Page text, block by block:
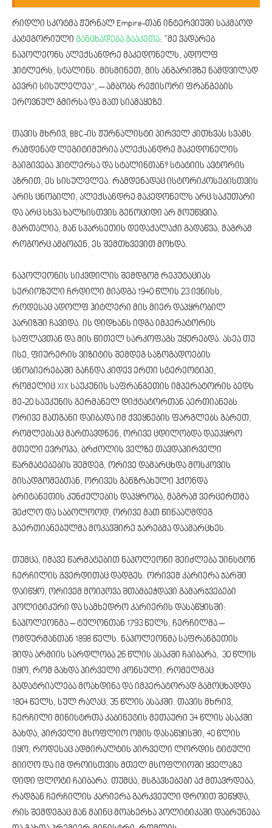
რიდლი სკოტმა ჟურნალ Empire-თან ინტერვიუში საკმაოდ
კატეგორიული განცხადება გააკეთა: ”მე ვადარებ
ნაპოლეონს ალექსანდრე მაკედონელს, ადოლფ
ჰიტლერს, სტალინს. მისმინეთ, მის ანგარიშზე ნამდვილად
ბევრი სისულელეა“, – ამბობს რეჟისორი ფრანგების
ეროვნულ გმირსა და მათ სიამაყეზე.
თავის მხრივ, BBC-ის ჟურნალისტი პირველ კითხვას სვამს:
რამდენად ლეგიტიმურია ალექსანდრე მაკედონელის
გაიგივება ჰიტლერსა და სტალინთან? სტატიის ავტორის
აზრით, ეს სისულელეა. რამდენადაც ისტორიკოსებისთვის
არის ცნობილი, ალექსანდრე მაკედონელს არც საკუთარი
და არც სხვა ხალხისთვის გენოციდი არ მოუწყვია.
მართალია, მან სპარსეთის დედაქალაქი გადაწვა, მაგრამ
როგორც ამბობენ, ეს შემთხვევით მოხდა.
ნაპოლეონის სიკვდილის შემდგომ რეპუტაციას
სერიოზული ჩრდილი მიადგა 1940 წლის 23 ივნისს,
როდესაც ადოლფ ჰიტლერი მის მიერ დაპყრობილ
პარიზში ჩავიდა. ის დიდხანს იდგა იმპერატორის
საფლავთან და მის წითელ სარკოფაგს უყურებდა. ასეა თუ
ისე, ფიურერის ვიზიტის შემდეგ საზოგადოების
ცნობიერებაში გაჩნდა კიდევ ერთი სტერეოტიპი,
რომელიც XIX საუკუნის საფრანგეთის იმპერატორის ბედს
მე-20 საუკუნის გერმანელ დიქტატორთან აერთიანებს.
ორივე მათგანი დაიბადა იმ ქვეყნების ფარგლებს გარეთ,
რომლებსაც მართავდნენ, ორივე ცდილობდა დაეპყრო
მთელი ევროპა, ბრძოლის ველზე თავდაპირველი
წარმატებების შემდეგ, ორივე დამარცხდა მოსკოვის
მისადგომებთან, ორივეს განზრახული ჰქონდა
ბრიტანეთის კუნძულების დაპყრობა, მაგრამ ვერცერთმა
შეძლო და საბოლოოდ, ორივე მათ წინააღმდეგ
გაერთიანებულმა მოკავშირე ჯარებმა დაამარცხეს.
თუმცა, იმავე წარმატებით ნაპოლეონი შეიძლება უინსტონ
ჩერჩილის გვერდითაც დადგეს. ორივემ კარიერა ჯარში
დაიწყო, ორივემ მოიპოვა შთამბეჭდავი გამარჯვებები
პოლიტიკური და სამხედრო კარიერის დასაწყისში:
ნაპოლეონმა – ტულონთან 1793 წელს, ჩერჩილმა –
ომდურმანთან 1898 წელს. ნაპოლეონმა საფრანგეთის
შიდა არმიის სარდლობა 26 წლის ასაკში ჩაიბარა, 30 წლის
იყო, რომ გახდა პირველი კონსული, რომელმაც
გადატრიალება მოახდინა და იმპერატორად გამოცხადდა
1804 წელს, სულ რაღაც, 35 წლის ასაკში. თავის მხრივ,
ჩერჩილი მინისტრთა კაბინეტის მეთაური 34 წლის ასაკში
გახდა, პირველი მსოფლიო ომის დასაწყისში, 40 წლის
იყო, როდესაც ადმირალტის პირველი ლორდის ტიტული
მიიღო და იმ დროისთვის მთელ მსოფლიოში ყველაზე
დიდი ფლოტი ჩაიბარა. თუმცა, მსგავსებები აქ მთავრდება,
რადგან ჩერჩილის კარიერა გარკვეული დროით შეწყდა,
რის შემდეგაც მან მაინც მოახერხა პოლიტიკაში დაბრუნება